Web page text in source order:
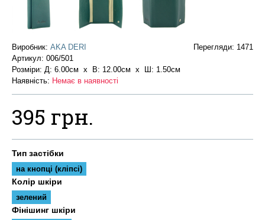
Перегляди: 1471
Виробник: AKA DERI
Артикул: 006/501
Розміри: Д: 6.00см х В: 12.00см x Ш: 1.50см
Наявність: Немає в наявності
395 грн.
Тип застібки
на кнопці (кліпсі)
Колір шкіри
зелений
Фінішинг шкіри